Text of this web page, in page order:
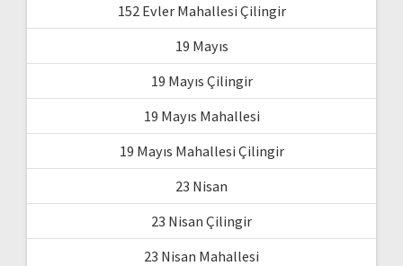
152 Evler Mahallesi Çilingir
19 Mayıs
19 Mayıs Çilingir
19 Mayıs Mahallesi
19 Mayıs Mahallesi Çilingir
23 Nisan
23 Nisan Çilingir
23 Nisan Mahallesi